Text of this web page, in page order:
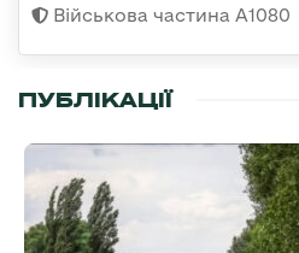
Військова частина А1080
ПУБЛІКАЦІЇ